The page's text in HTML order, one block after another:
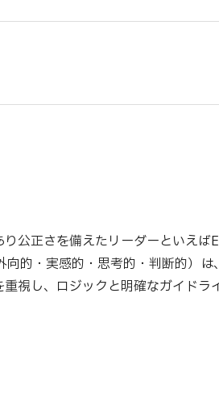
公正さを備えたリーダーといえば
的・実感的・思考的・判断的）は
視し、ロジックと明確なガイドラ